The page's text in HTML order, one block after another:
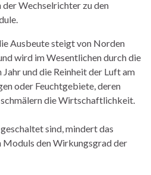
Wechselrichter zu den
Ausbeute steigt von Norden
wird im Wesentlichen durch die
Jahr und die Reinheit der Luft am
oder Feuchtgebiete, deren
schmälern die Wirtschaftlichkeit.
sind, mindert das
Moduls den Wirkungsgrad der